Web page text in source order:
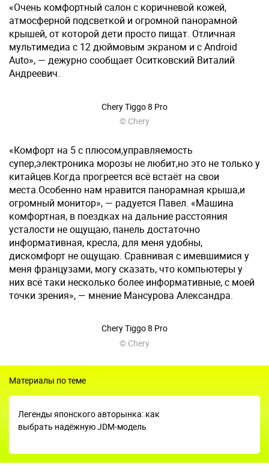
«Очень комфортный салон с коричневой кожей,
атмосферной подсветкой и огромной панорамной
крышей, от которой дети просто пищат. Отличная
мультимедиа с 12 дюймовым экраном и с Android
Auto», — дежурно сообщает Оситковский Виталий
Андреевич.
Chery Tiggo 8 Pro
© Chery
«Комфорт на 5 с плюсом,управляемость
супер,электроника морозы не любит,но это не только у
китайцев.Когда прогреется всё встаёт на свои
места.Особенно нам нравится панорамная крыша,и
огромный монитор», — радуется Павел. «Машина
комфортная, в поездках на дальние расстояния
усталости не ощущаю, панель достаточно
информативная, кресла, для меня удобны,
дискомфорт не ощущаю. Сравнивая с имевшимися у
меня французами, могу сказать, что компьютеры у
них всё таки несколько более информативные, с моей
точки зрения», — мнение Мансурова Александра.
Chery Tiggo 8 Pro
© Chery
Материалы по теме
Легенды японского авторынка: как
выбрать надёжную JDM-модель